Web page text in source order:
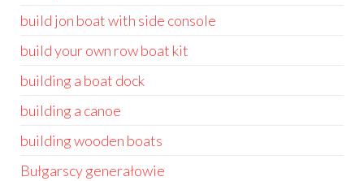
build jon boat with side console
build your own row boat kit
building a boat dock
building a canoe
building wooden boats
Bułgarscy generałowie